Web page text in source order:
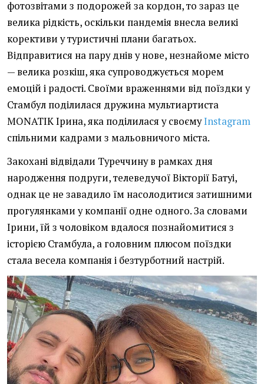
фотозвітами з подорожей за кордон, то зараз це
велика рідкість, оскільки пандемія внесла великі
корективи у туристичні плани багатьох.
Відправитися на пару днів у нове, незнайоме місто
— велика розкіш, яка супроводжується морем
емоцій і радості. Своїми враженнями від поїздки у
Стамбул поділилася дружина мультиартиста
MONATIK Ірина, яка поділилася у своємуІnstagram
спільними кадрами з мальовничого міста.
Закохані відвідали Туреччину в рамках дня
народження подруги, телеведучої Вікторії Батуі,
однак це не завадило їм насолодитися затишними
прогулянками у компанії одне одного. За словами
Ірини, їй з чоловіком вдалося познайомитися з
історією Стамбула, а головним плюсом поїздки
стала весела компанія і безтурботний настрій.